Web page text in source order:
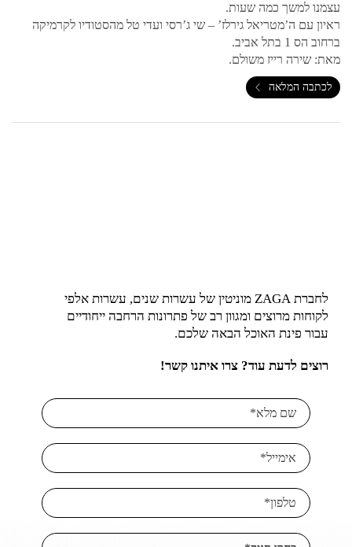
עצמנו למשך כמה שעות.
ראיון עם ה’מטריאל גירלז’ – שי ג’רסי ועדי טל מהסטודיו לקרמיקה
ברחוב הס 1 בתל אביב.
מאת: שירה רייז משולם.
לכתבה המלאה
לחברת ZAGA מוניטין של עשרות שנים, עשרות אלפי
לקוחות מרוצים ומגוון רב של פתרונות הרחבה ייחודיים
עבור פינת האוכל הבאה שלכם.
רוצים לדעת עוד? צרו איתנו קשר!